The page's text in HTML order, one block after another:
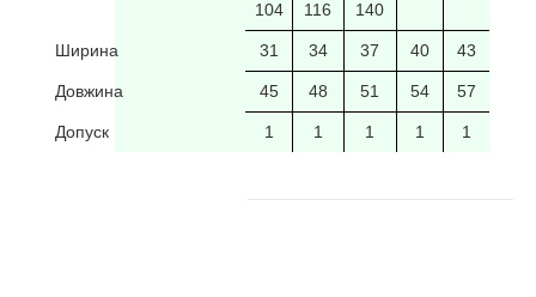
104
116
140
Ширина 31 34 37 40 43
Довжина 45 48 51 54 57
Допуск 1 1 1 1 1